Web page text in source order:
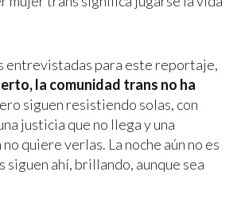
entrevistadas para este reportaje,
la comunidad trans no ha
siguen resistiendo solas, con
justicia que no llega y una
quiere verlas. La noche aún no es
siguen ahí, brillando, aunque sea